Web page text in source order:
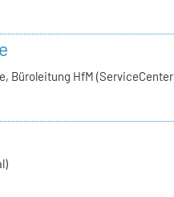
Büroleitung HfM (ServiceCenter